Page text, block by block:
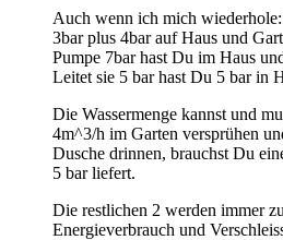
Auch wenn ich mich
3bar plus 4bar auf Haus und
Pumpe 7bar hast Du im Haus
Leitet sie 5 bar hast Du 5 bar in
Die Wassermenge kannst und
4m^3/h im Garten versprühen
Dusche drinnen, brauchst Du
5 bar liefert.
Die restlichen 2 werden immer
Energieverbrauch und